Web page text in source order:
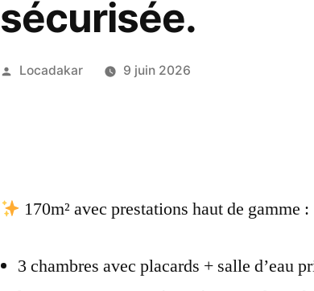
sécurisée.
Publié
Locadakar 9 juin 2026
170m² avec prestations haut de gamme :
3 chambres avec placards + salle d’eau